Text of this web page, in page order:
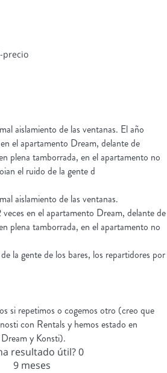
precio
aislamiento de las ventanas. El año
el apartamento Dream, delante de
plena tamborrada, en el apartamento no
el ruido de la gente d
aislamiento de las ventanas.
en el apartamento Dream, delante de
plena tamborrada, en el apartamento no
la gente de los bares, los repartidores por
si repetimos o cogemos otro (creo que
con Rentals y hemos estado en
y Konsti).
resultado útil?0
9 meses